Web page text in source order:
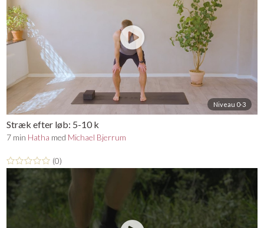
Niveau 0-3
Stræk efter løb: 5-10 k
7 min Hatha med Michael Bjerrum
(0)